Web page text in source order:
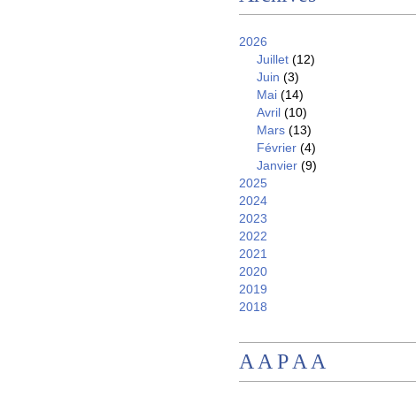
2026
Juillet (12)
Juin (3)
Mai (14)
Avril (10)
Mars (13)
Février (4)
Janvier (9)
2025
2024
2023
2022
2021
2020
2019
2018
A A P A A